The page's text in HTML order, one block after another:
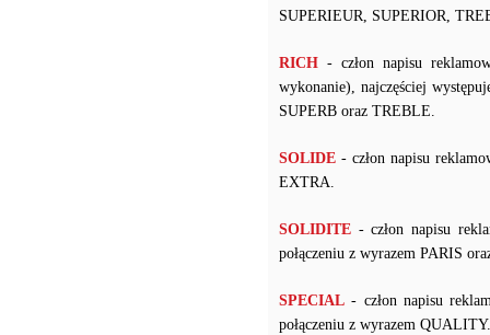
SUPERIEUR, SUPERIOR,
RICH - człon napisu
wykonanie), najczęściej
SUPERB oraz TREBLE.
SOLIDE - człon napisu
EXTRA.
SOLIDITE - człon napisu
połączeniu z wyrazem PARIS
SPECIAL - człon napisu
połączeniu z wyrazem QUALITY.